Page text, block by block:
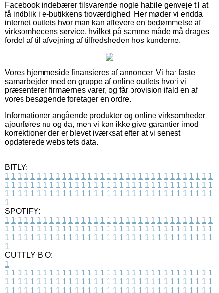
Facebook indebærer tilsvarende nogle habile genveje til at
få indblik i e-butikkens troværdighed. Her møder vi endda
internet outlets hvor man kan aflevere en bedømmelse af
virksomhedens service, hvilket på samme måde må drages
fordel af til afvejning af tilfredsheden hos kunderne.
Vores hjemmeside finansieres af annoncer. Vi har faste
samarbejder med en gruppe af online outlets hvori vi
præsenterer firmaernes varer, og får provision ifald en af
vores besøgende foretager en ordre.
Informationer angående produkter og online virksomheder
ajourføres nu og da, men vi kan ikke give garantier imod
korrektioner der er blevet iværksat efter at vi senest
opdaterede websitets data.
BITLY:
1 1 1 1 1 1 1 1 1 1 1 1 1 1 1 1 1 1 1 1 1 1 1 1 1 1 1 1 1 1 1 1 1
1 1 1 1 1 1 1 1 1 1 1 1 1 1 1 1 1 1 1 1 1 1 1 1 1 1 1 1 1 1 1 1 1
1 1 1 1 1 1 1 1 1 1 1 1 1 1 1 1 1 1 1 1 1 1 1 1 1 1 1 1 1 1 1 1 1
1
SPOTIFY:
1 1 1 1 1 1 1 1 1 1 1 1 1 1 1 1 1 1 1 1 1 1 1 1 1 1 1 1 1 1 1 1 1
1 1 1 1 1 1 1 1 1 1 1 1 1 1 1 1 1 1 1 1 1 1 1 1 1 1 1 1 1 1 1 1 1
1 1 1 1 1 1 1 1 1 1 1 1 1 1 1 1 1 1 1 1 1 1 1 1 1 1 1 1 1 1 1 1 1
1
CUTTLY BIO:
1
1 1 1 1 1 1 1 1 1 1 1 1 1 1 1 1 1 1 1 1 1 1 1 1 1 1 1 1 1 1 1 1 1
1 1 1 1 1 1 1 1 1 1 1 1 1 1 1 1 1 1 1 1 1 1 1 1 1 1 1 1 1 1 1 1 1
1 1 1 1 1 1 1 1 1 1 1 1 1 1 1 1 1 1 1 1 1 1 1 1 1 1 1 1 1 1 1 1 1